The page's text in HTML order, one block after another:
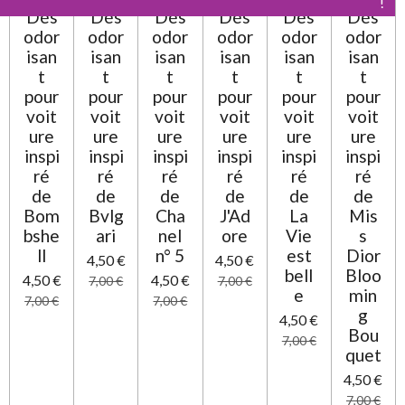
Dés
odor
isan
t
pour
voit
ure
inspi
ré
de
Bom
bshe
ll
4,50 €
7,00 €
Dés
odor
isan
t
pour
voit
ure
inspi
ré
de
Bvlg
ari
4,50 €
7,00 €
Dés
odor
isan
t
pour
voit
ure
inspi
ré
de
Cha
nel
n° 5
4,50 €
7,00 €
Dés
odor
isan
t
pour
voit
ure
inspi
ré
de
J'Ad
ore
4,50 €
7,00 €
Dés
odor
isan
t
pour
voit
ure
inspi
ré
de
La
Vie
est
bell
e
4,50 €
7,00 €
Dés
odor
isan
t
pour
voit
ure
inspi
ré
de
Mis
s
Dior
Bloo
min
g
Bou
quet
4,50 €
7,00 €